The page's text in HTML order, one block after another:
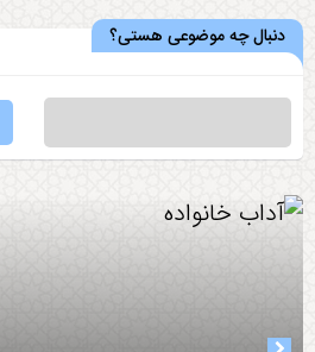
دنبال چه موضوعی هستی؟